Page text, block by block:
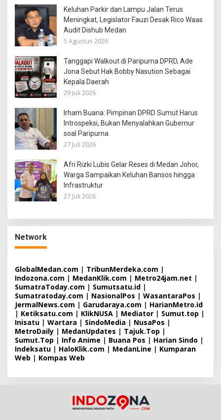
Keluhan Parkir dan Lampu Jalan Terus
Meningkat, Legislator Fauzi Desak Rico Waas
Audit Dishub Medan
5 Agustus 2026
Tanggapi Walkout di Paripurna DPRD, Ade
Jona Sebut Hak Bobby Nasution Sebagai
Kepala Daerah
29 Juli 2026
Irham Buana: Pimpinan DPRD Sumut Harus
Introspeksi, Bukan Menyalahkan Gubernur
soal Paripurna
27 Juli 2026
Afri Rizki Lubis Gelar Reses di Medan Johor,
Warga Sampaikan Keluhan Bansos hingga
Infrastruktur
27 Juli 2026
Network
GlobalMedan.com | TribunMerdeka.com |
Indozona.com | MedanKlik.com | Metro24jam.net |
SumatraToday.com | Sumutsatu.id |
Sumatratoday.com | NasionalPos | WasantaraPos |
JermalNews.com | Garudaraya.com | HarianMetro.id
| Ketiksatu.com | KlikNUSA | Mediator | Sumut.top |
Inisatu | Wartara | SindoMedia | NusaPos |
MetroDaily | MedanUpdates | Tajuk.Top |
Sumut.Top | Info Anime | Buana Pos | Harian Sindo |
Indeksatu | HaloKlik.com | MedanLine | Kumparan
Web | Kompas Web